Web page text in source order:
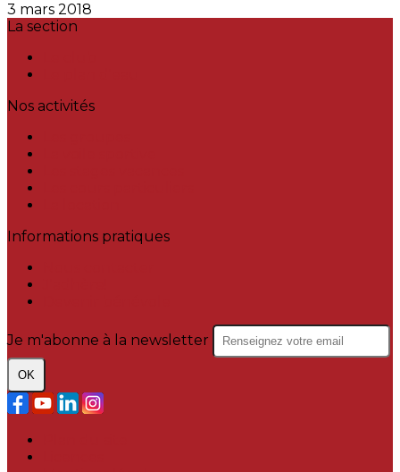
3 mars 2018
La section
Nos activités
Informations pratiques
Je m'abonne à la newsletter
OK